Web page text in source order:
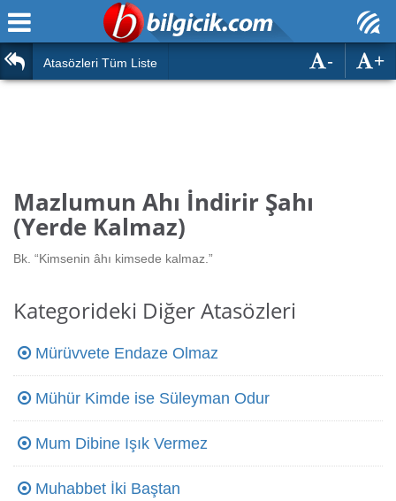
Ana Sayfa
Türk Tarihi & Kültürü
Diğer
Hesaplamalar
Hesaplamalar
Eğitim Haberleri
Atasözleri Tüm Liste +
-
Mazlumun Ahı İndirir Şahı
(Yerde Kalmaz)
Bk. “Kimsenin âhı kimsede kalmaz.”
Kategorideki Diğer Atasözleri
Mürüvvete Endaze Olmaz
Mühür Kimde ise Süleyman Odur
Mum Dibine Işık Vermez
Muhabbet İki Baştan